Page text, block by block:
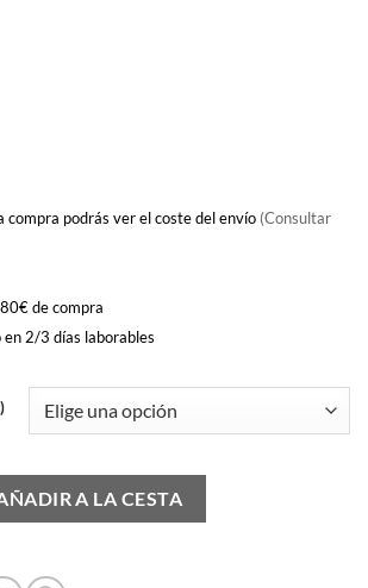
podrás ver el coste del envío (Consultar
de compra
2/3 días laborables
A LA CESTA